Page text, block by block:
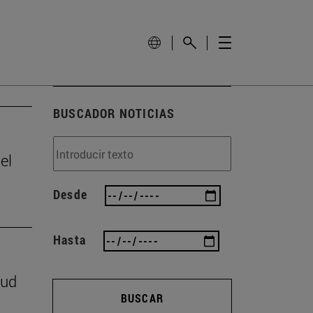
BUSCADOR NOTICIAS
Desde
Hasta
BUSCAR